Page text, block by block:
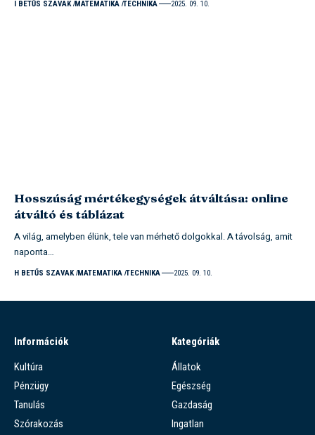
I BETŰS SZAVAK MATEMATIKA TECHNIKA 2025. 09. 10.
Hosszúság mértékegységek átváltása: online
átváltó és táblázat
A világ, amelyben élünk, tele van mérhető dolgokkal. A távolság, amit
naponta…
H BETŰS SZAVAK MATEMATIKA TECHNIKA 2025. 09. 10.
Információk
Kultúra
Pénzügy
Tanulás
Szórakozás
Kategóriák
Állatok
Egészség
Gazdaság
Ingatlan